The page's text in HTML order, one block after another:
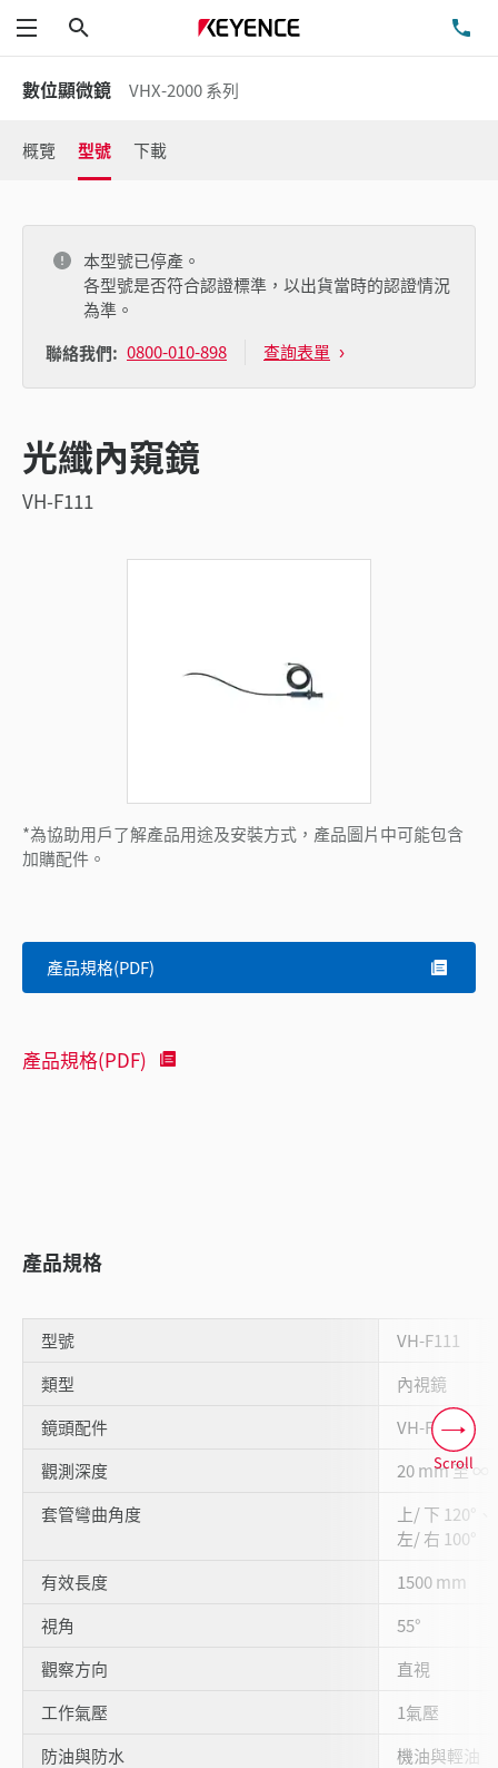
功能表
數位顯微鏡 VHX-2000 系列
概覽 型號 下載
本型號已停產。
各型號是否符合認證標準，以出貨當時的認證情況
為準。
聯絡我們: 0800-010-898 查詢表單
光纖內窺鏡
VH-F111
*為協助用戶了解產品用途及安裝方式，產品圖片中可能包含
加購配件。
產品規格(PDF)
產品規格(PDF)
產品規格
型號
VH-F111
類型
內視鏡
鏡頭配件
VH-F
觀測深度
20 mm 至 ∞
套管彎曲角度
上/ 下 120°、
左/ 右 100°
有效長度
1500 mm
視角
55°
觀察方向
直視
工作氣壓
1氣壓
防油與防水
機油與輕油
Scroll